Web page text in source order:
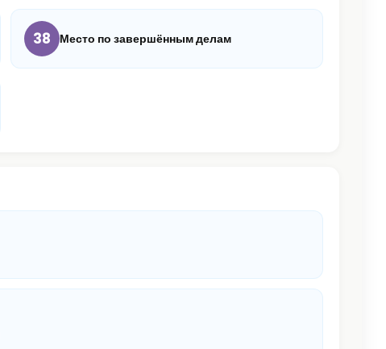
38 Место по завершённым делам